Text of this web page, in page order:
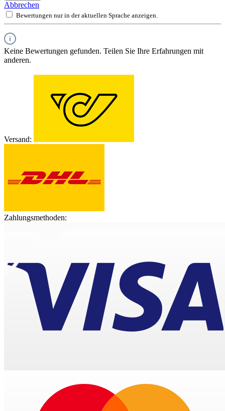
Abbrechen
Bewertungen nur in der aktuellen Sprache anzeigen.
Keine Bewertungen gefunden. Teilen Sie Ihre Erfahrungen mit
anderen.
Versand:
Zahlungsmethoden: